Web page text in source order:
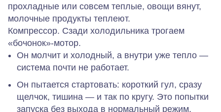
прохладные или совсем теплые, овощи вянут,
молочные продукты теплеют.
Компрессор. Сзади холодильника трогаем
«бочонок»‑мотор.
Он молчит и холодный, а внутри уже тепло —
система почти не работает.
Он пытается стартовать: короткий гул, сразу
щелчок, тишина — и так по кругу. Это попытки
запуска без выхода в нормальный режим.